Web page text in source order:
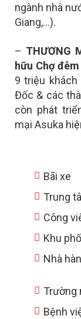
ngành nhà
Giang,…).
– THƯƠNG
hữu Chợ
9 triệu khách
Đốc & các
còn phát
mại Asuka
Bãi xe
Trung
Công
Khu
Nhà
Trường
Bệnh